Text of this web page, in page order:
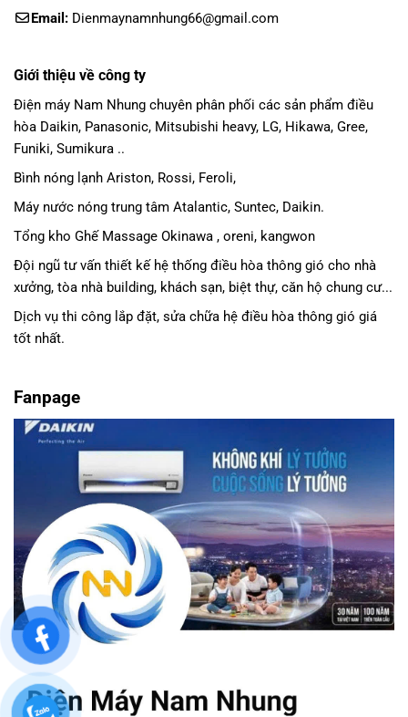
Email: Dienmaynamnhung66@gmail.com
Giới thiệu về công ty
Điện máy Nam Nhung chuyên phân phối các sản phẩm điều
hòa Daikin, Panasonic, Mitsubishi heavy, LG, Hikawa, Gree,
Funiki, Sumikura ..
Bình nóng lạnh Ariston, Rossi, Feroli,
Máy nước nóng trung tâm Atalantic, Suntec, Daikin.
Tổng kho Ghế Massage Okinawa , oreni, kangwon
Đội ngũ tư vấn thiết kế hệ thống điều hòa thông gió cho nhà
xưởng, tòa nhà building, khách sạn, biệt thự, căn hộ chung cư...
Dịch vụ thi công lắp đặt, sửa chữa hệ điều hòa thông gió giá
tốt nhất.
Fanpage